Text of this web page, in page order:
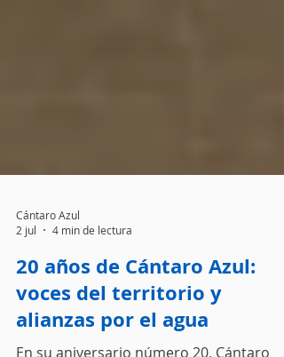
2 jul
4 min de lectura
20 años de Cántaro Azul:
voces del territorio y